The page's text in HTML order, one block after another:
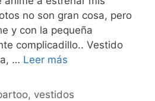
no son gran cosa, pero
y con la pequeña
complicadillo.. Vestido
… Leer más
, vestidos